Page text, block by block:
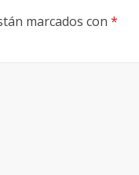
marcados con *